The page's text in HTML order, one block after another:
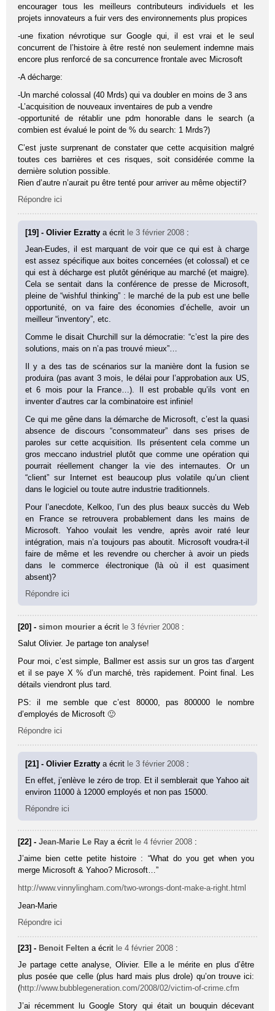
encourager tous les meilleurs contributeurs individuels et les
projets innovateurs a fuir vers des environnements plus propices
-une fixation névrotique sur Google qui, il est vrai et le seul
concurrent de l’histoire à être resté non seulement indemne mais
encore plus renforcé de sa concurrence frontale avec Microsoft
-A décharge:
-Un marché colossal (40 Mrds) qui va doubler en moins de 3 ans
-L’acquisition de nouveaux inventaires de pub a vendre
-opportunité de rétablir une pdm honorable dans le search (a
combien est évalué le point de % du search: 1 Mrds?)
C’est juste surprenant de constater que cette acquisition malgré
toutes ces barrières et ces risques, soit considérée comme la
dernière solution possible.
Rien d’autre n’aurait pu être tenté pour arriver au même objectif?
Répondre ici
[19] - Olivier Ezrattya écrit le 3 février 2008 :
Jean-Eudes, il est marquant de voir que ce qui est à charge
est assez spécifique aux boites concernées (et colossal) et ce
qui est à décharge est plutôt générique au marché (et maigre).
Cela se sentait dans la conférence de presse de Microsoft,
pleine de “wishful thinking” : le marché de la pub est une belle
opportunité, on va faire des économies d’échelle, avoir un
meilleur “inventory”, etc.
Comme le disait Churchill sur la démocratie: “c’est la pire des
solutions, mais on n’a pas trouvé mieux”…
Il y a des tas de scénarios sur la manière dont la fusion se
produira (pas avant 3 mois, le délai pour l’approbation aux US,
et 6 mois pour la France…). Il est probable qu’ils vont en
inventer d’autres car la combinatoire est infinie!
Ce qui me gêne dans la démarche de Microsoft, c’est la quasi
absence de discours “consommateur” dans ses prises de
paroles sur cette acquisition. Ils présentent cela comme un
gros meccano industriel plutôt que comme une opération qui
pourrait réellement changer la vie des internautes. Or un
“client” sur Internet est beaucoup plus volatile qu’un client
dans le logiciel ou toute autre industrie traditionnels.
Pour l’anecdote, Kelkoo, l’un des plus beaux succès du Web
en France se retrouvera probablement dans les mains de
Microsoft. Yahoo voulait les vendre, après avoir raté leur
intégration, mais n’a toujours pas aboutit. Microsoft voudra-t-il
faire de même et les revendre ou chercher à avoir un pieds
dans le commerce électronique (là où il est quasiment
absent)?
Répondre ici
[20] -simon mourier a écrit le 3 février 2008 :
Salut Olivier. Je partage ton analyse!
Pour moi, c’est simple, Ballmer est assis sur un gros tas d’argent
et il se paye X % d’un marché, très rapidement. Point final. Les
détails viendront plus tard.
PS: il me semble que c’est 80000, pas 800000 le nombre
d’employés de Microsoft 🙂
Répondre ici
[21] - Olivier Ezrattya écrit le 3 février 2008 :
En effet, j’enlève le zéro de trop. Et il semblerait que Yahoo ait
environ 11000 à 12000 employés et non pas 15000.
Répondre ici
[22] -Jean-Marie Le Ray a écrit le 4 février 2008 :
J’aime bien cette petite histoire : “What do you get when you
merge Microsoft & Yahoo? Microsoft…”
http://www.vinnylingham.com/two-wrongs-dont-make-a-right.html
Jean-Marie
Répondre ici
[23] - Benoit Felten a écrit le 4 février 2008 :
Je partage cette analyse, Olivier. Elle a le mérite en plus d’être
plus posée que celle (plus hard mais plus drole) qu’on trouve ici:
(http://www.bubblegeneration.com/2008/02/victim-of-crime.cfm
J’ai récemment lu Google Story qui était un bouquin décevant